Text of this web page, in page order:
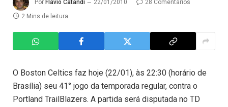
Por Flávio Catandi 22/01/2010
28 Comentários
2 Mins de leitura
O Boston Celtics faz hoje (22/01), às 22:30 (horário de
Brasília) seu 41° jogo da temporada regular, contra o
Portland TrailBlazers. A partida será disputada no TD